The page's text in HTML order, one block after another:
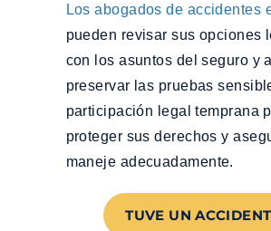
Los abogados de accidentes
pueden revisar sus opciones
con los asuntos del seguro y
preservar las pruebas
participación legal temprana
proteger sus derechos y
maneje adecuadamente.
TUVE UN